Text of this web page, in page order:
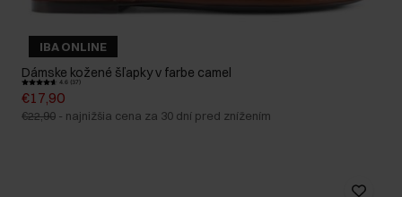
IBA ONLINE
Dámske kožené šľapky v farbe camel
4.6 (37)
€17,90
€22,90 - najnižšia cena za 30 dní pred znížením